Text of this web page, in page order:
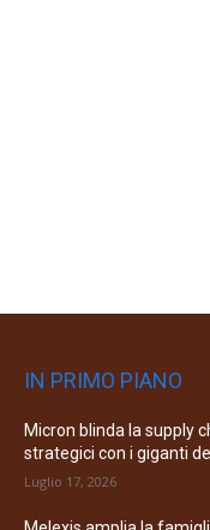
IN PRIMO PIANO
Micron blinda la supply
strategici con i giganti
Luglio 17, 2026